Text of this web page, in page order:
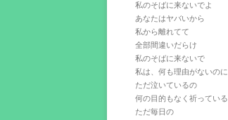
私のそばに来ないでよ
あなたはヤバいから
私から離れてて
全部間違いだらけ
私のそばに来ないで
私は、何も理由がないのに
ただ泣いているの
何の目的もなく祈っている
ただ毎日の